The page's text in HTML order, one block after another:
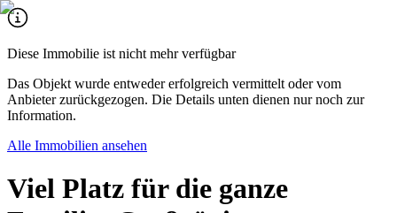
Diese Immobilie ist nicht mehr verfügbar
Das Objekt wurde entweder erfolgreich vermittelt oder vom
Anbieter zurückgezogen. Die Details unten dienen nur noch zur
Information.
Alle Immobilien ansehen
Viel Platz für die ganze